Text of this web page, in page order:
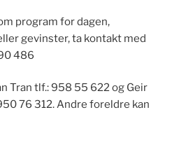
program for dagen,
gevinster, ta kontakt med
486
Tran tlf.: 958 55 622 og Geir
76 312. Andre foreldre kan